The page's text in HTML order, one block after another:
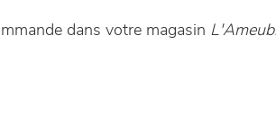
dans votre magasin